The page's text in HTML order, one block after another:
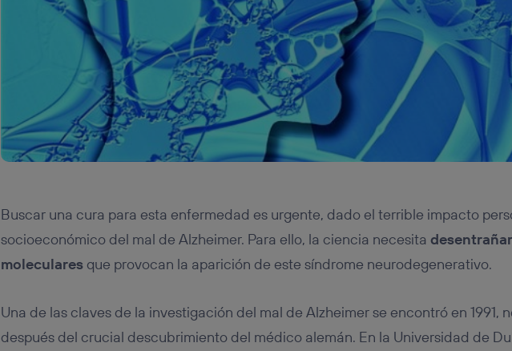
Buscar una cura para esta enfermedad es urgente, dado el terrible impacto
socioeconómico del mal de Alzheimer. Para ello, la ciencia necesita
molecularesque provocan la aparición de este síndrome neurodegenerativo.
Una de las claves de la investigación del mal de Alzheimer se encontró en 1991,
después del crucial descubrimiento del médico alemán. En la Universidad de